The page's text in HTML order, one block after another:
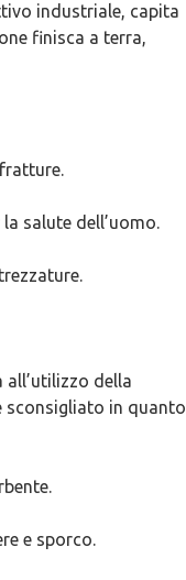
industriale, capita
finisca a terra,
salute dell’uomo.
della
sconsigliato in quanto
e sporco.